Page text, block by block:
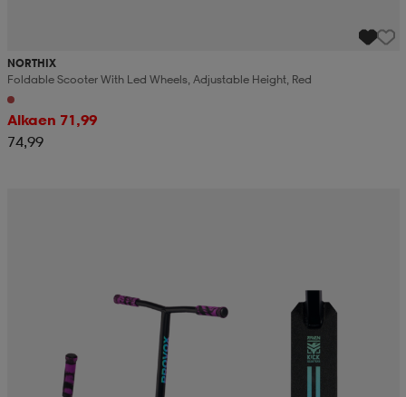
NORTHIX
Foldable Scooter With Led Wheels, Adjustable Height, Red
Alkaen 71,99
74,99